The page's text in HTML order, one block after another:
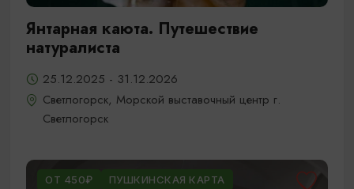
Янтарная каюта. Путешествие
натуралиста
25.12.2025 - 31.12.2026
Светлогорск, Морской выставочный центр г.
Светлогорск
ОТ 450₽ ПУШКИНСКАЯ КАРТА